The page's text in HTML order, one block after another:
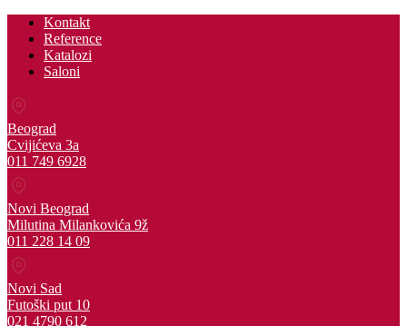
Kontakt
Reference
Katalozi
Saloni
Beograd
Cvijićeva 3a
011 749 6928
Novi Beograd
Milutina Milankovića 9ž
011 228 14 09
Novi Sad
Futoški put 10
021 4790 612